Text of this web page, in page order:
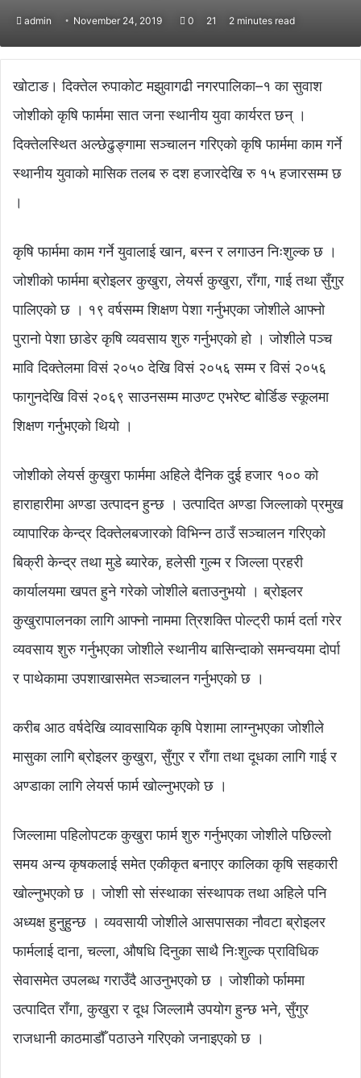
admin November 24, 2019 0 21 2 minutes read
खोटाङ। दिक्तेल रुपाकोट मझुवागढी नगरपालिका–१ का सुवाश
जोशीको कृषि फार्ममा सात जना स्थानीय युवा कार्यरत छन् ।
दिक्तेलस्थित अल्छेढुङ्गामा सञ्चालन गरिएको कृषि फार्ममा काम गर्ने
स्थानीय युवाको मासिक तलब रु दश हजारदेखि रु १५ हजारसम्म छ
।
कृषि फार्ममा काम गर्ने युवालाई खान, बस्न र लगाउन निःशुल्क छ ।
जोशीको फार्ममा ब्रोइलर कुखुरा, लेयर्स कुखुरा, राँगा, गाई तथा सुँगुर
पालिएको छ । १९ वर्षसम्म शिक्षण पेशा गर्नुभएका जोशीले आफ्नो
पुरानो पेशा छाडेर कृषि व्यवसाय शुरु गर्नुभएको हो । जोशीले पञ्च
मावि दिक्तेलमा विसं २०५० देखि विसं २०५६ सम्म र विसं २०५६
फागुनदेखि विसं २०६९ साउनसम्म माउण्ट एभरेष्ट बोर्डिङ स्कूलमा
शिक्षण गर्नुभएको थियो ।
जोशीको लेयर्स कुखुरा फार्ममा अहिले दैनिक दुई हजार १०० को
हाराहारीमा अण्डा उत्पादन हुन्छ । उत्पादित अण्डा जिल्लाको प्रमुख
व्यापारिक केन्द्र दिक्तेलबजारको विभिन्न ठाउँ सञ्चालन गरिएको
बिक्री केन्द्र तथा मुडे ब्यारेक, हलेसी गुल्म र जिल्ला प्रहरी
कार्यालयमा खपत हुने गरेको जोशीले बताउनुभयो । ब्रोइलर
कुखुरापालनका लागि आफ्नो नाममा त्रिशक्ति पोल्ट्री फार्म दर्ता गरेर
व्यवसाय शुरु गर्नुभएका जोशीले स्थानीय बासिन्दाको समन्वयमा दोर्पा
र पाथेकामा उपशाखासमेत सञ्चालन गर्नुभएको छ ।
करीब आठ वर्षदेखि व्यावसायिक कृषि पेशामा लाग्नुभएका जोशीले
मासुका लागि ब्रोइलर कुखुरा, सुँगुर र राँगा तथा दूधका लागि गाई र
अण्डाका लागि लेयर्स फार्म खोल्नुभएको छ ।
जिल्लामा पहिलोपटक कुखुरा फार्म शुरु गर्नुभएका जोशीले पछिल्लो
समय अन्य कृषकलाई समेत एकीकृत बनाएर कालिका कृषि सहकारी
खोल्नुभएको छ । जोशी सो संस्थाका संस्थापक तथा अहिले पनि
अध्यक्ष हुनुहुन्छ । व्यवसायी जोशीले आसपासका नौवटा ब्रोइलर
फार्मलाई दाना, चल्ला, औषधि दिनुका साथै निःशुल्क प्राविधिक
सेवासमेत उपलब्ध गराउँदै आउनुभएको छ । जोशीको र्फाममा
उत्पादित राँगा, कुखुरा र दूध जिल्लामै उपयोग हुन्छ भने, सुँगुर
राजधानी काठमाडौँ पठाउने गरिएको जनाइएको छ ।